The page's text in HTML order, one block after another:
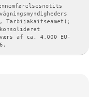
Tarbijakaitseamet);
af ca. 4.000 EU-